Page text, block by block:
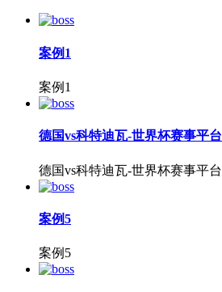
案例1
案例1
德国vs科特迪瓦-世界杯赛事平台
德国vs科特迪瓦-世界杯赛事平台
案例5
案例5